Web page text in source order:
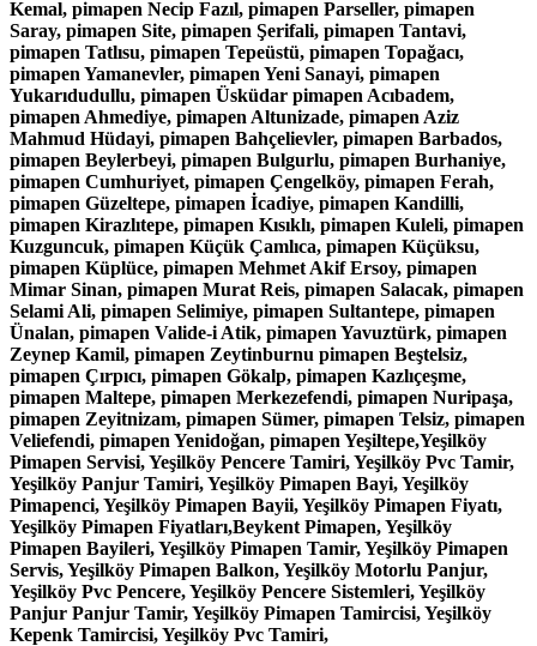
Kemal, pimapen Necip Fazıl, pimapen Parseller, pimapen
Saray, pimapen Site, pimapen Şerifali, pimapen Tantavi,
pimapen Tatlısu, pimapen Tepeüstü, pimapen Topağacı,
pimapen Yamanevler, pimapen Yeni Sanayi, pimapen
Yukarıdudullu, pimapen Üsküdar pimapen Acıbadem,
pimapen Ahmediye, pimapen Altunizade, pimapen Aziz
Mahmud Hüdayi, pimapen Bahçelievler, pimapen Barbados,
pimapen Beylerbeyi, pimapen Bulgurlu, pimapen Burhaniye,
pimapen Cumhuriyet, pimapen Çengelköy, pimapen Ferah,
pimapen Güzeltepe, pimapen İcadiye, pimapen Kandilli,
pimapen Kirazlıtepe, pimapen Kısıklı, pimapen Kuleli, pimapen
Kuzguncuk, pimapen Küçük Çamlıca, pimapen Küçüksu,
pimapen Küplüce, pimapen Mehmet Akif Ersoy, pimapen
Mimar Sinan, pimapen Murat Reis, pimapen Salacak, pimapen
Selami Ali, pimapen Selimiye, pimapen Sultantepe, pimapen
Ünalan, pimapen Valide-i Atik, pimapen Yavuztürk, pimapen
Zeynep Kamil, pimapen Zeytinburnu pimapen Beştelsiz,
pimapen Çırpıcı, pimapen Gökalp, pimapen Kazlıçeşme,
pimapen Maltepe, pimapen Merkezefendi, pimapen Nuripaşa,
pimapen Zeyitnizam, pimapen Sümer, pimapen Telsiz, pimapen
Veliefendi, pimapen Yenidoğan, pimapen Yeşiltepe,Yeşilköy
Pimapen Servisi, Yeşilköy Pencere Tamiri, Yeşilköy Pvc Tamir,
Yeşilköy Panjur Tamiri, Yeşilköy Pimapen Bayi, Yeşilköy
Pimapenci, Yeşilköy Pimapen Bayii, Yeşilköy Pimapen Fiyatı,
Yeşilköy Pimapen Fiyatları,Beykent Pimapen, Yeşilköy
Pimapen Bayileri, Yeşilköy Pimapen Tamir, Yeşilköy Pimapen
Servis, Yeşilköy Pimapen Balkon, Yeşilköy Motorlu Panjur,
Yeşilköy Pvc Pencere, Yeşilköy Pencere Sistemleri, Yeşilköy
Panjur Panjur Tamir, Yeşilköy Pimapen Tamircisi, Yeşilköy
Kepenk Tamircisi, Yeşilköy Pvc Tamiri,